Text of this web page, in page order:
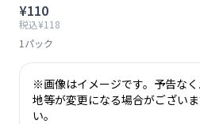
¥110
税込¥118
1パック
※画像はイメージです。予告な
地等が変更になる場合がござい
い。